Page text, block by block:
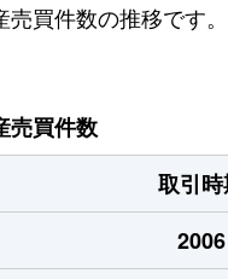
買件数の推移です。
売買件数
取引
2006